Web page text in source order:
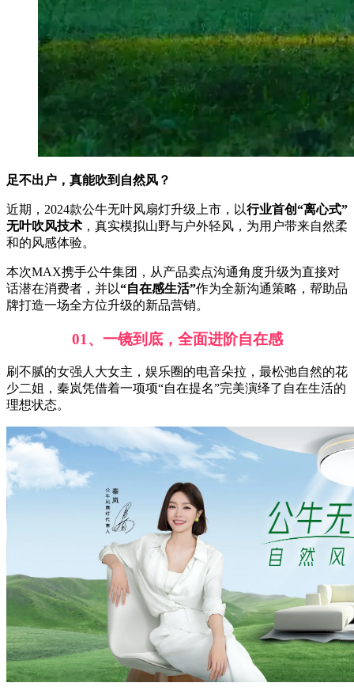
足不出户，真能吹到自然风？
近期，2024款公牛无叶风扇灯升级上市，以行业首创“离心式”
无叶吹风技术 ，真实模拟山野与户外轻风，为用户带来自然柔
和的风感体验。
本次MAX携手公牛集团，从产品卖点沟通角度升级为直接对
话潜在消费者，并以“自在感生活”作为全新沟通策略，帮助品
牌打造一场全方位升级的新品营销。
01、一镜到底，全面进阶自在感
刷不腻的女强人大女主，娱乐圈的电音朵拉，最松弛自然的花
少二姐，秦岚凭借着一项项“自在提名”完美演绎了自在生活的
理想状态。